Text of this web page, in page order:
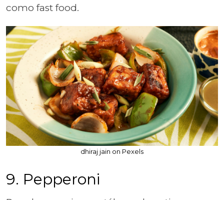
como fast food.
dhiraj jain on Pexels
9. Pepperoni